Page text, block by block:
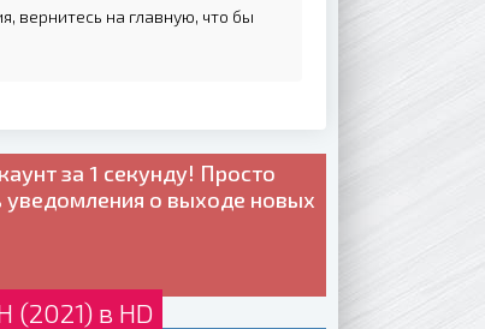
вернитесь на главную, что бы
за 1 секунду! Просто
уведомления о выходе новых
в HD